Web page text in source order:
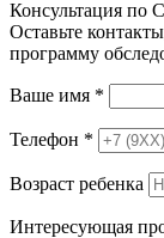
Консультация по
Оставьте
программу
Ваше имя *
Телефон *
Возраст ребенка
Интересующая